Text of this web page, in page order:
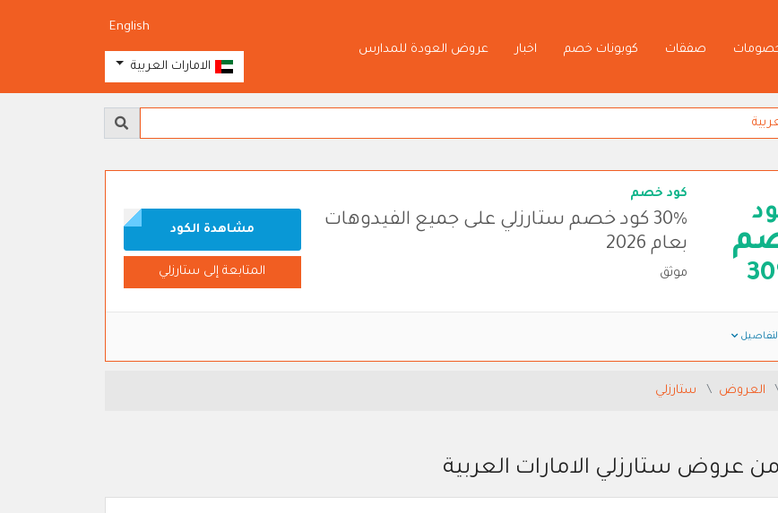
صفقات كوبونات خصم اخبار عروض العودة للمدارس
English
الامارات العربية
كود خصم
30% كود خصم ستارزلي على جميع الفيدوهات
بعام 2026
موثق
مشاهدة الكود
المتابعة إلى ستارزلي
العروض ستارزلي
من عروض ستارزلي الامارات العربية